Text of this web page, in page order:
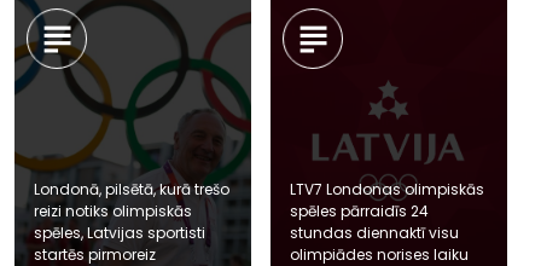
Londonā, pilsētā, kurā trešo
reizi notiks olimpiskās
spēles, Latvijas sportisti
startēs pirmoreiz
LTV7 Londonas olimpiskās
spēles pārraidīs 24
stundas diennaktī visu
olimpiādes norises laiku